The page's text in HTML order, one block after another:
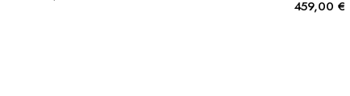
459,00€